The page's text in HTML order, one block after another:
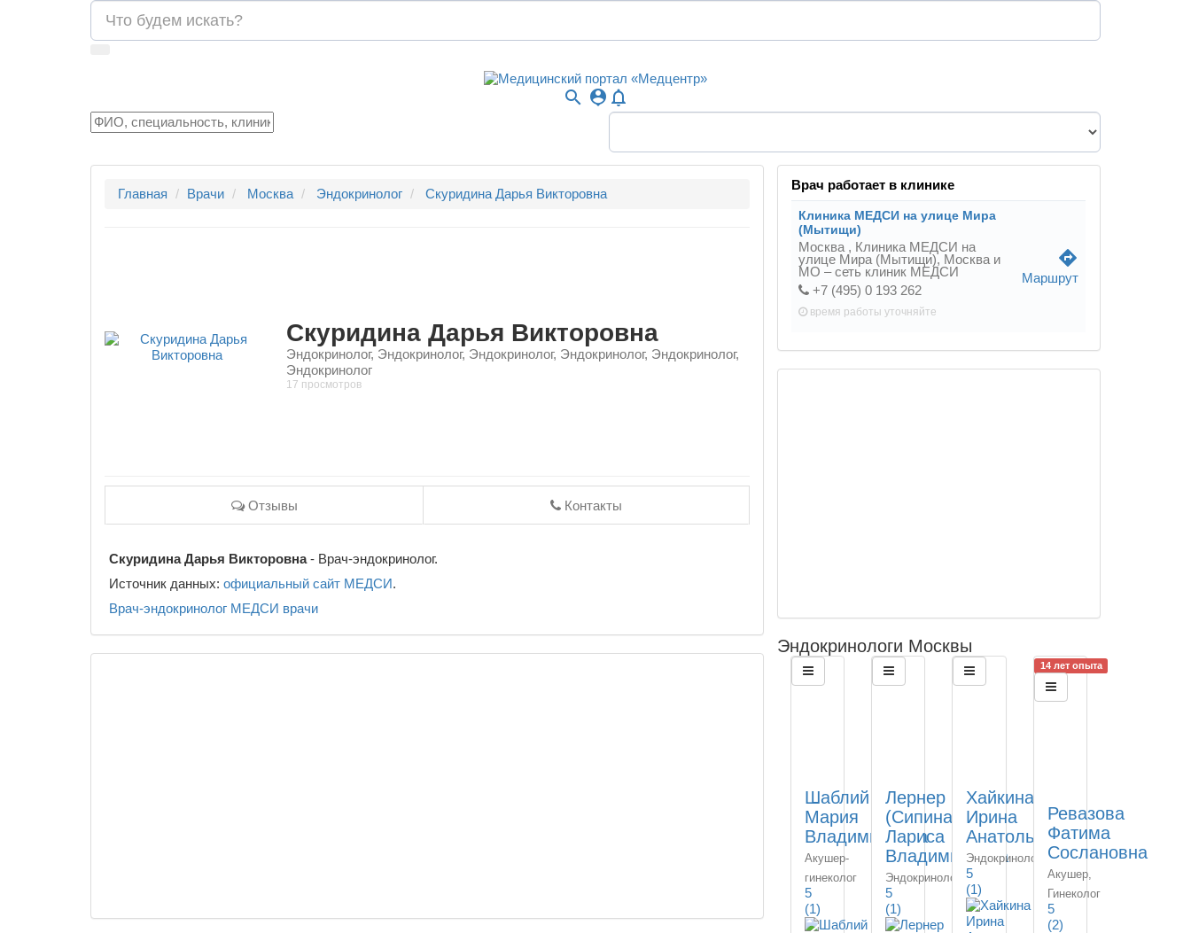
search person_pin notifications_none
Главная Врачи Москва Эндокринолог Скуридина Дарья Викторовна
Скуридина Дарья Викторовна
Эндокринолог, Эндокринолог, Эндокринолог, Эндокринолог, Эндокринолог,
Эндокринолог
17 просмотров
Отзывы Контакты
Скуридина Дарья Викторовна- Врач-эндокринолог.
Источник данных: официальный сайт МЕДСИ.
Врач-эндокринолог МЕДСИ врачи
Врач работает в клинике
Клиника МЕДСИ на улице Мира
(Мытищи)
Москва , Клиника МЕДСИ на
улице Мира (Мытищи), Москва и
МО – сеть клиник МЕДСИ
+7 (495) 0 193 262
время работы уточняйте
directions
Маршрут
Эндокринологи Москвы
Шаблий
Мария
Владимировна
Акушер-
гинеколог
5
(1)
Лернер
(Сипина)
Лариса
Владимировна
Эндокринолог
5
(1)
Хайкина
Ирина
Анатольевна
Эндокринолог
5
(1)
14 лет опыта
Ревазова
Фатима
Сослановна
Акушер,
Гинеколог
5
(2)